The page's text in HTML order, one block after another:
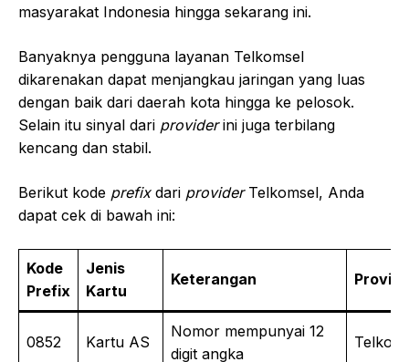
masyarakat Indonesia hingga sekarang ini.
Banyaknya pengguna layanan Telkomsel
dikarenakan dapat menjangkau jaringan yang luas
dengan baik dari daerah kota hingga ke pelosok.
Selain itu sinyal dari providerini juga terbilang
kencang dan stabil.
Berikut kode prefixdari provider Telkomsel, Anda
dapat cek di bawah ini:
Kode
Prefix
Jenis
Kartu
Keterangan
0852 Kartu AS
Nomor mempunyai 12
digit angka